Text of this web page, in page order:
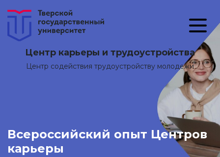
Центр карьеры и трудоустройства
Центр содействия трудоустройству молодежи
Всероссийский опыт Центров
карьеры